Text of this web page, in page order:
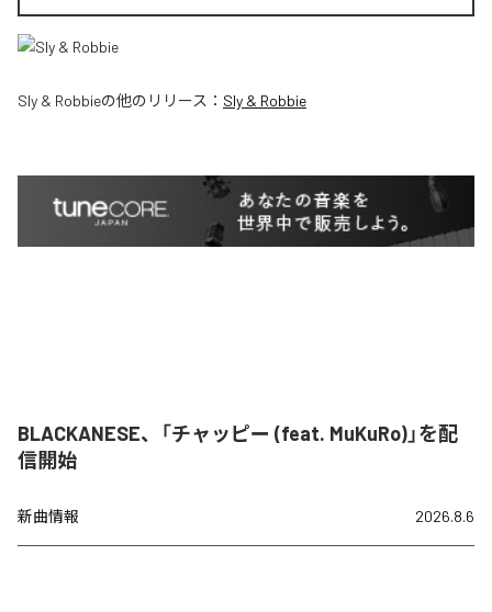
Sly & Robbieの他のリリース： Sly & Robbie
BLACKANESE、「チャッピー (feat. MuKuRo)」を配
信開始
新曲情報 2026.8.6